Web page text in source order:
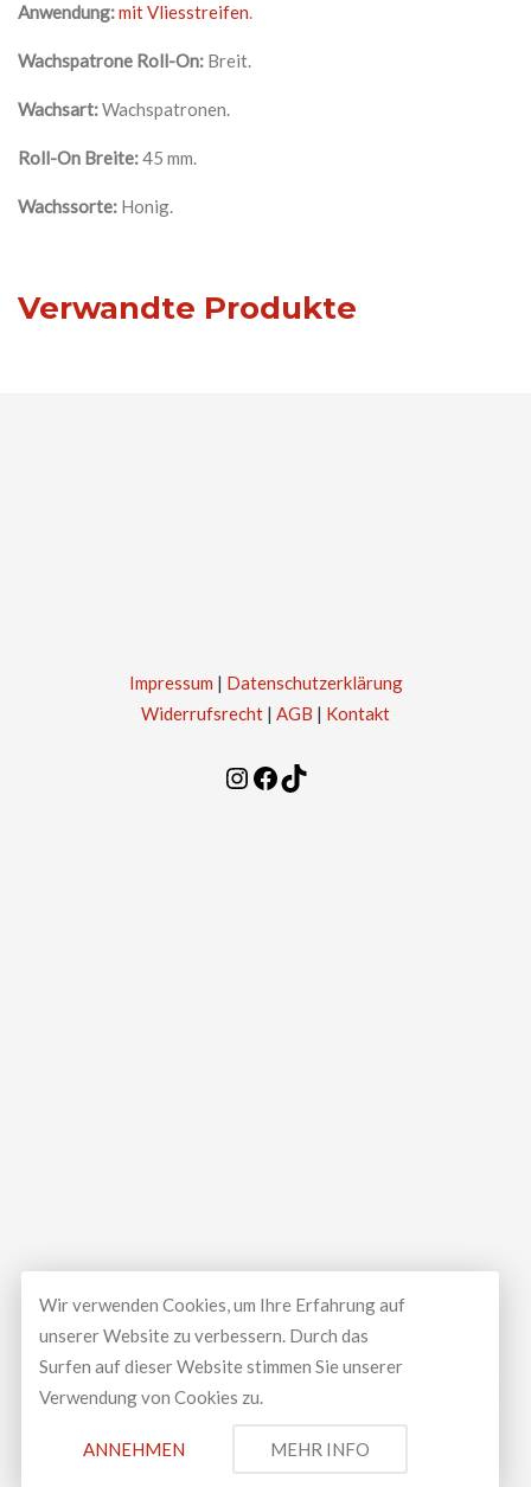
Anwendung:mit Vliesstreifen.
Wachspatrone Roll-On: Breit.
Wachsart:Wachspatronen.
Roll-On Breite:45 mm.
Wachssorte: Honig.
Verwandte Produkte
Impressum | Datenschutzerklärung
Widerrufsrecht | AGB | Kontakt
Instagram
Facebook
Wir verwenden Cookies, um Ihre Erfahrung auf
unserer Website zu verbessern. Durch das
Surfen auf dieser Website stimmen Sie unserer
Verwendung von Cookies zu.
ANNEHMEN MEHR INFO